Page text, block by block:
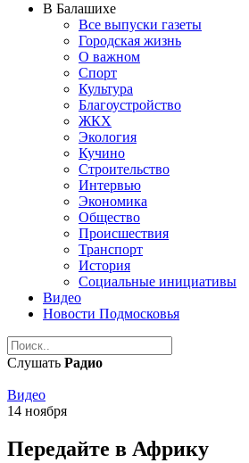
В Балашихе
Все выпуски газеты
Городская жизнь
О важном
Спорт
Культура
Благоустройство
ЖКХ
Экология
Кучино
Строительство
Интервью
Экономика
Общество
Происшествия
Транспорт
История
Социальные инициативы
Видео
Новости Подмосковья
Слушать Радио
Видео
14 ноября
Передайте в Африку